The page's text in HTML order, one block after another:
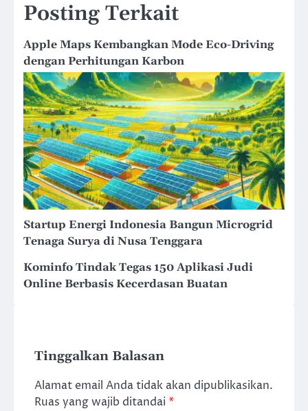
Posting Terkait
Apple Maps Kembangkan Mode Eco-Driving
dengan Perhitungan Karbon
Startup Energi Indonesia Bangun Microgrid
Tenaga Surya di Nusa Tenggara
Kominfo Tindak Tegas 150 Aplikasi Judi
Online Berbasis Kecerdasan Buatan
Tinggalkan Balasan
Alamat email Anda tidak akan dipublikasikan.
Ruas yang wajib ditandai *